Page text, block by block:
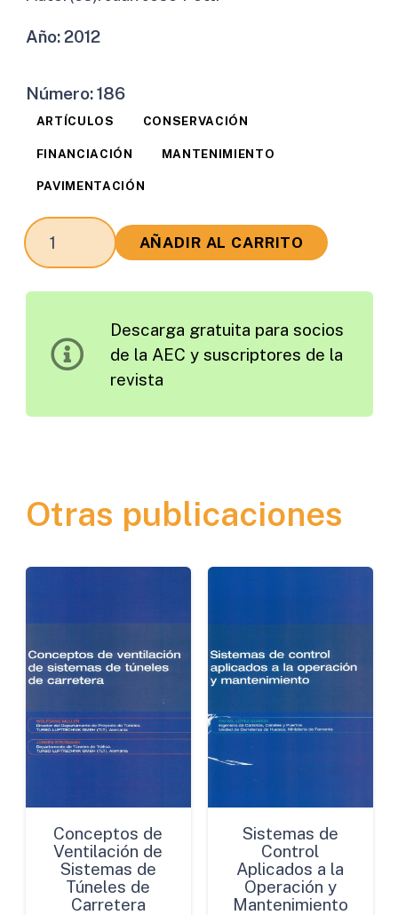
Año:2012
Número:186
ARTÍCULOS CONSERVACIÓN
FINANCIACIÓN MANTENIMIENTO
PAVIMENTACIÓN
Los
Mensajes
Conservación
de
Nuestros
cantidad
AÑADIR AL CARRITO
Descarga gratuita para socios
de la AEC y suscriptores de la
revista
Otras publicaciones
Conceptos de
Ventilación de
Sistemas de
Túneles de
Carretera
Sistemas de
Control
Aplicados a la
Operación y
Mantenimiento